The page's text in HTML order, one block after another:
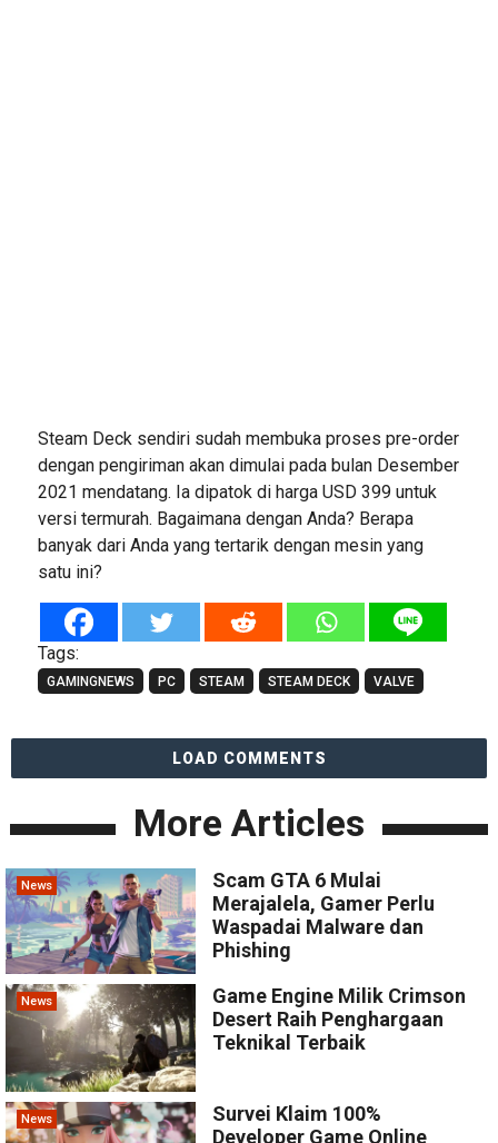
Steam Deck sendiri sudah membuka proses pre-order
dengan pengiriman akan dimulai pada bulan Desember
2021 mendatang. Ia dipatok di harga USD 399 untuk
versi termurah. Bagaimana dengan Anda? Berapa
banyak dari Anda yang tertarik dengan mesin yang
satu ini?
Tags:
GAMINGNEWS PC STEAM STEAM DECK VALVE
LOAD COMMENTS
More Articles
News
Scam GTA 6 Mulai
Merajalela, Gamer Perlu
Waspadai Malware dan
Phishing
News
Game Engine Milik Crimson
Desert Raih Penghargaan
Teknikal Terbaik
News
Survei Klaim 100%
Developer Game Online